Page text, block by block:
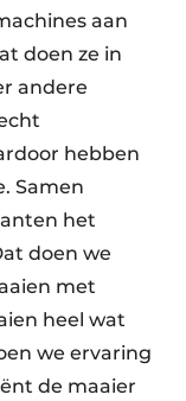
aan
doen ze in
andere
hebben
Samen
het
doen we
met
heel wat
we ervaring
de maaier